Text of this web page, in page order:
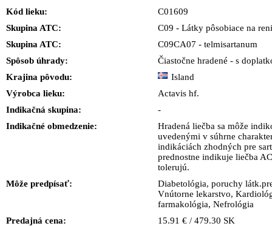
Kód lieku:
C01609
Skupina ATC:
C09 - Látky pôsobiace na
Skupina ATC:
C09CA07 - telmisartanum
Spôsob úhrady:
Čiastočne hradené - s
Krajina pôvodu:
Island
Výrobca lieku:
Actavis hf.
Indikačná skupina:
-
Indikačné obmedzenie:
Hradená liečba sa môže
uvedenými v súhrne
indikáciách zhodných pre
prednostne indikuje liečba
tolerujú.
Môže predpísať:
Diabetológia, poruchy
Vnútorne lekarstvo,
farmakológia, Nefrológia
Predajná cena:
15.91 € / 479.30 SK